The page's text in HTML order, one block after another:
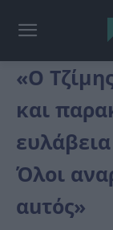
«Ο
και
Όλοι
αuτός»